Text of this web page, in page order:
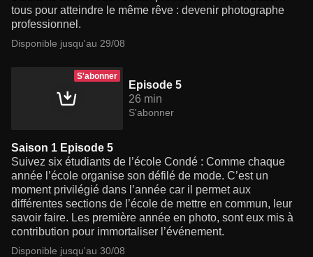
tous pour atteindre le même rêve : devenir photographe
professionnel.
Disponible jusqu'au 29/08
S'abonner
Episode 5
26 min
S'abonner
Saison 1 Episode 5
Suivez six étudiants de l’école Condé : Comme chaque
année l’école organise son défilé de mode. C’est un
moment privilégié dans l’année car il permet aux
différentes sections de l’école de mettre en commun, leur
savoir faire. Les première année en photo, sont eux mis à
contribution pour immortaliser l’événement.
Disponible jusqu'au 30/08